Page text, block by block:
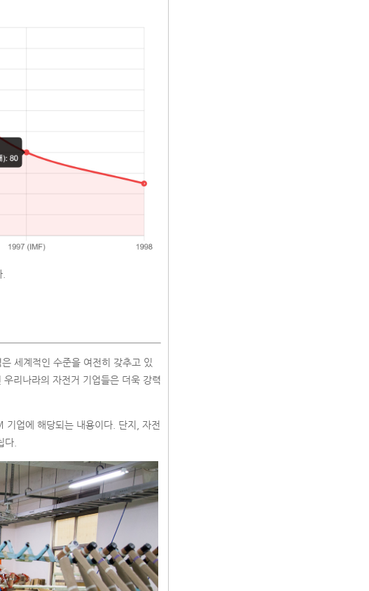
세계적인 수준을 여전히 갖추고 있
리나라의 자전거 기업들은 더욱 강력
기업에 해당되는 내용이다. 단지, 자전
다.